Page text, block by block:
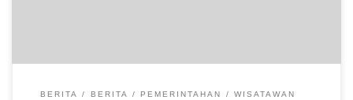
BERITA BERITA PEMERINTAHAN WISATAWAN